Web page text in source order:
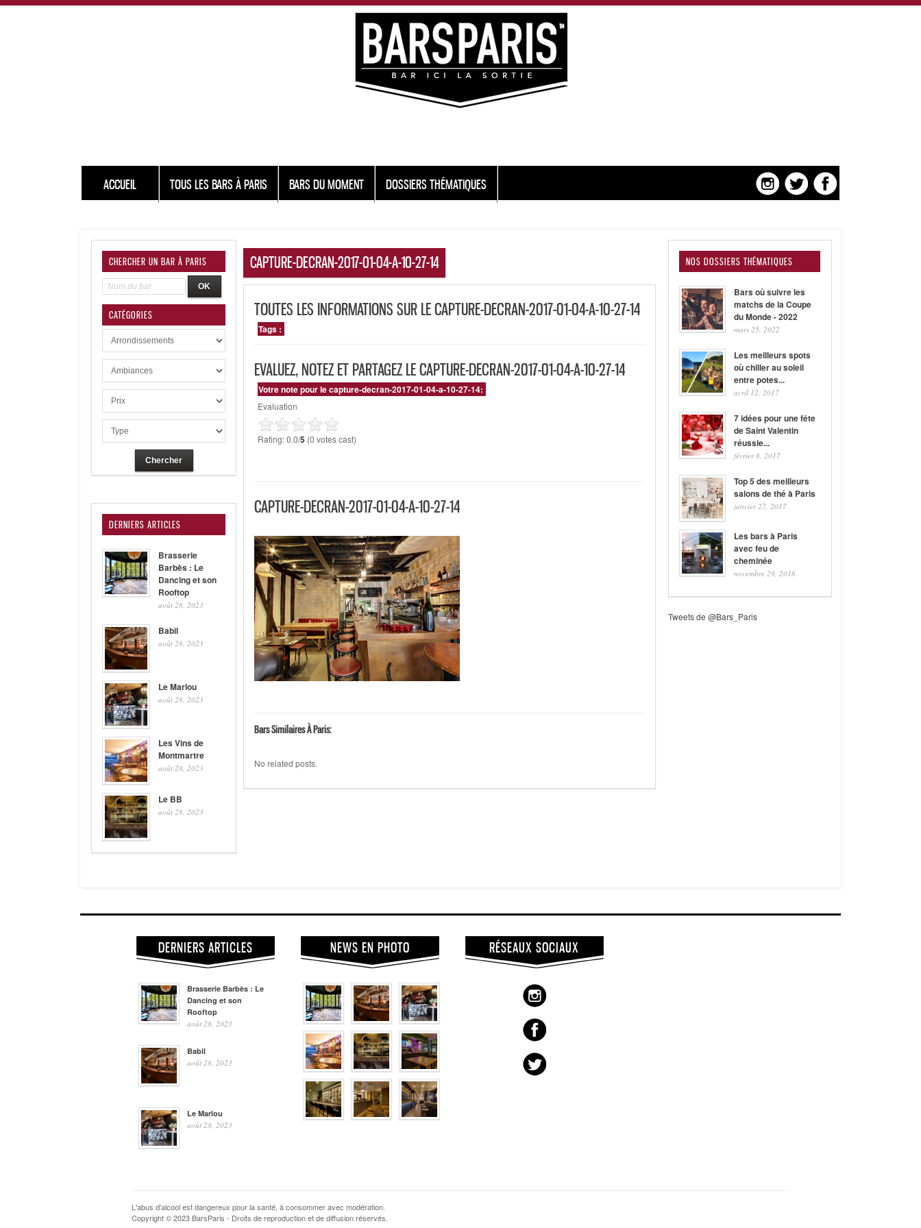
ACCUEIL TOUS LES BARS À PARIS BARS DU MOMENT DOSSIERS THÉMATIQUES
CHERCHER UN BAR À PARIS
CATÉGORIES
DERNIERS ARTICLES
Brasserie
Barbès : Le
Dancing et son
Rooftop
août 28, 2023
Babil
août 28, 2023
Le Marlou
août 28, 2023
Les Vins de
Montmartre
août 28, 2023
Le BB
août 28, 2023
CAPTURE-DECRAN-2017-01-04-A-10-27-14
TOUTES LES INFORMATIONS SUR LE CAPTURE-DECRAN-2017-01-04-A-10-27-14
Tags :
EVALUEZ, NOTEZ ET PARTAGEZ LE CAPTURE-DECRAN-2017-01-04-A-10-27-14
Votre note pour le capture-decran-2017-01-04-a-10-27-14:
Evaluation
Rating: 0.0/5 (0 votes cast)
CAPTURE-DECRAN-2017-01-04-A-10-27-14
Bars Similaires À Paris:
No related posts.
NOS DOSSIERS THÉMATIQUES
Bars où suivre les
matchs de la Coupe
du Monde - 2022
mars 25, 2022
Les meilleurs spots
où chiller au soleil
entre potes...
avril 12, 2017
7 idées pour une fête
de Saint Valentin
réussie...
février 8, 2017
Top 5 des meilleurs
salons de thé à Paris
janvier 27, 2017
Les bars à Paris
avec feu de
cheminée
novembre 29, 2016
Tweets de @Bars_Paris
DERNIERS ARTICLES
Brasserie Barbès : Le
Dancing et son
Rooftop
août 28, 2023
Babil
août 28, 2023
Le Marlou
août 28, 2023
NEWS EN PHOTO RÉSEAUX SOCIAUX
L'abus d'alcool est dangereux pour la santé, à consommer avec modération.
Copyright © 2023 BarsParis - Droits de reproduction et de diffusion réservés.